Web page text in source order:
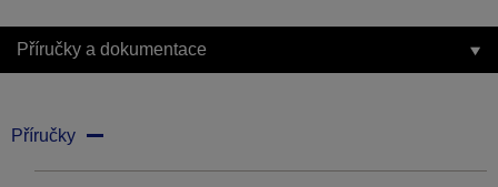
Příručky a dokumentace
Příručky